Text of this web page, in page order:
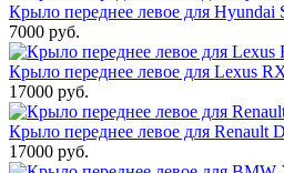
Крыло переднее левое для Hyundai
7000 руб.
Крыло переднее левое для Lexus
17000 руб.
Крыло переднее левое для Renault
17000 руб.